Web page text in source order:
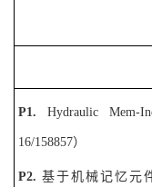
P1. Hydraulic Mem-
16/158857）
P2. 基于机械记忆元